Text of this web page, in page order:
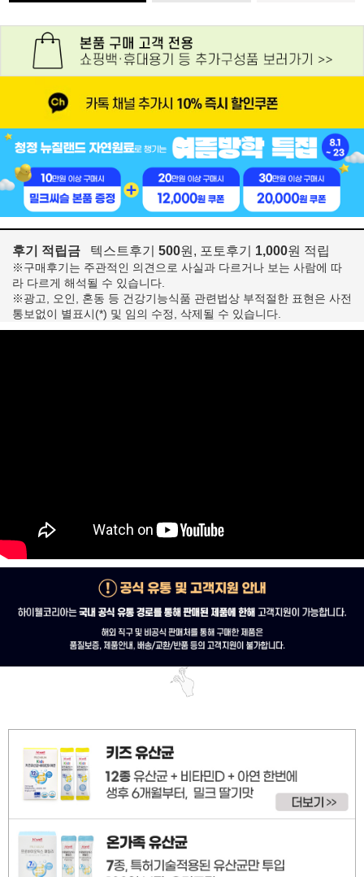
후기 적립금 텍스트후기 500원, 포토후기 1,000원 적립
※구매후기는 주관적인 의견으로 사실과 다르거나 보는 사람에 따
라 다르게 해석될 수 있습니다.
※광고, 오인, 혼동 등 건강기능식품 관련법상 부적절한 표현은 사전
통보없이 별표시(*) 및 임의 수정, 삭제될 수 있습니다.